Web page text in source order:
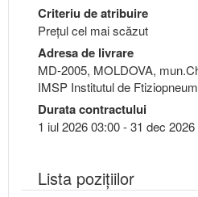
Criteriu de atribuire
Preţul cel mai scăzut
Adresa de livrare
MD-2005, MOLDOVA,
IMSP Institutul de
Durata contractului
1 iul 2026 03:00 - 31 dec
Lista pozițiilor